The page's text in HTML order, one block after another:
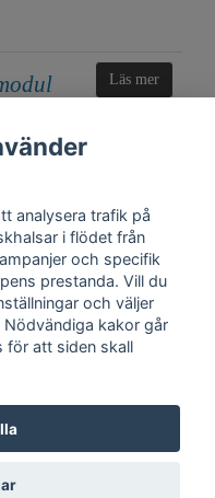
Läs mer
Köpinfo Om oss English
analysera trafik på
i flödet från
och specifik
prestanda. Vill du
och väljer
kakor går
för att siden skall